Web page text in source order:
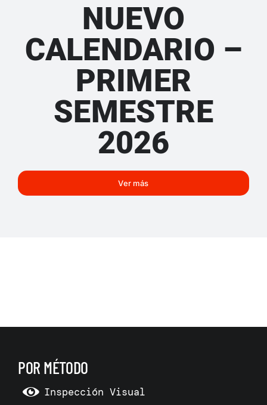
NUEVO
CALENDARIO –
PRIMER
SEMESTRE
2026
Ver más
POR MÉTODO
Inspección Visual